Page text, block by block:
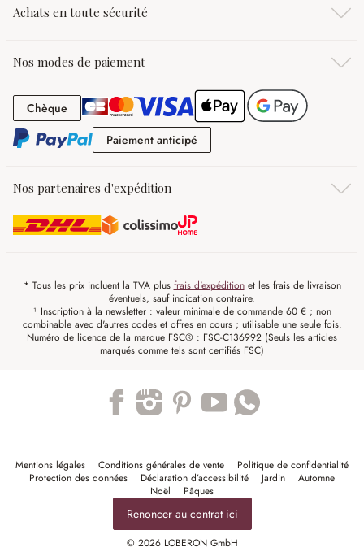
Achats en toute sécurité
Nos modes de paiement
Chèque Chèque
Paiement anticipé
Nos partenaires d'expédition
* Tous les prix incluent la TVA plus frais d'expéditionet les frais de livraison
éventuels, sauf indication contraire.
¹ Inscription à la newsletter : valeur minimale de commande 60 € ; non
combinable avec d'autres codes et offres en cours ; utilisable une seule fois.
Numéro de licence de la marque FSC® : FSC-C136992 (Seuls les articles
marqués comme tels sont certifiés FSC)
Mentions légales Conditions générales de vente
Politique de confidentialité
Protection des données
Déclaration d’accessibilité Jardin
Automne
Noël
Pâques
Renoncer au contrat ici
© 2026 LOBERON GmbH